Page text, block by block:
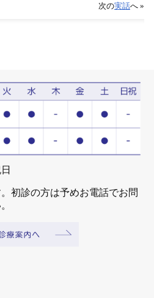
次の実話へ »
初診の方は予めお電話でお問